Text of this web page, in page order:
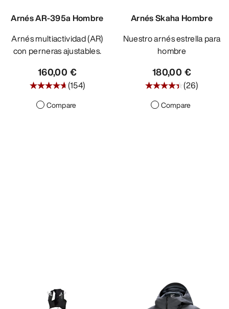
DESCUBRIR
Arnés AR-395a Hombre
Arnés multiactividad (AR)
con perneras ajustables.
160,00 €
(154)
Compare
Arnés Skaha Hombre
Nuestro arnés estrella para
hombre
180,00 €
(26)
Compare